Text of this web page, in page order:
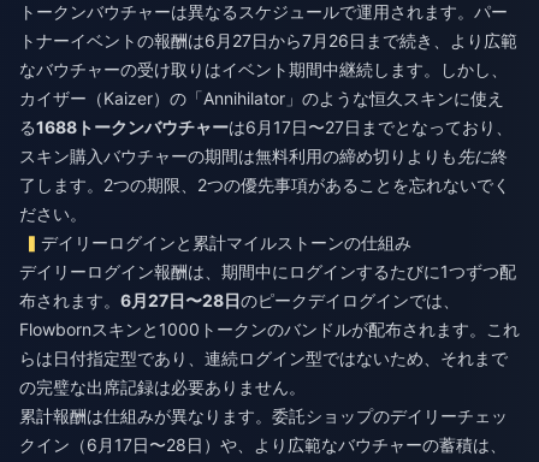
トークンバウチャーは異なるスケジュールで運用されます。パー
トナーイベントの報酬は6月27日から7月26日まで続き、より広範
なバウチャーの受け取りはイベント期間中継続します。しかし、
カイザー（Kaizer）の「Annihilator」のような恒久スキンに使え
る1688トークンバウチャーは6月17日〜27日までとなっており、
スキン購入バウチャーの期間は無料利用の締め切りよりも 先に終
了します。2つの期限、2つの優先事項があることを忘れないでく
ださい。
デイリーログインと累計マイルストーンの仕組み
デイリーログイン報酬は、期間中にログインするたびに1つずつ配
布されます。 6月27日〜28日のピークデイログインでは、
Flowbornスキンと1000トークンのバンドルが配布されます。これ
らは日付指定型であり、連続ログイン型ではないため、それまで
の完璧な出席記録は必要ありません。
累計報酬は仕組みが異なります。委託ショップのデイリーチェッ
クイン（6月17日〜28日）や、より広範なバウチャーの蓄積は、